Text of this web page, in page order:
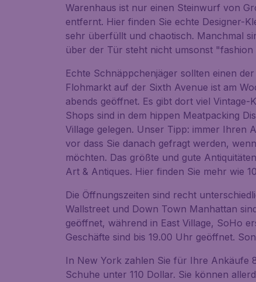
Warenhaus ist nur einen Steinwurf von
entfernt. Hier finden Sie echte Designer-
sehr überfüllt und chaotisch. Manchmal
über der Tür steht nicht umsonst
Echte Schnäppchenjäger sollten einen
Flohmarkt auf der Sixth Avenue ist am
abends geöffnet. Es gibt dort viel
Shops sind in dem hippen Meatpacking
Village gelegen. Unser Tipp: immer Ihren
vor dass Sie danach gefragt werden,
möchten. Das größte und gute
Art & Antiques. Hier finden Sie mehr wie
Die Öffnungszeiten sind recht
Wallstreet und Down Town Manhattan
geöffnet, während in East Village, SoHo
Geschäfte sind bis 19.00 Uhr geöffnet.
In New York zahlen Sie für Ihre Ankäufe
Schuhe unter 110 Dollar. Sie können